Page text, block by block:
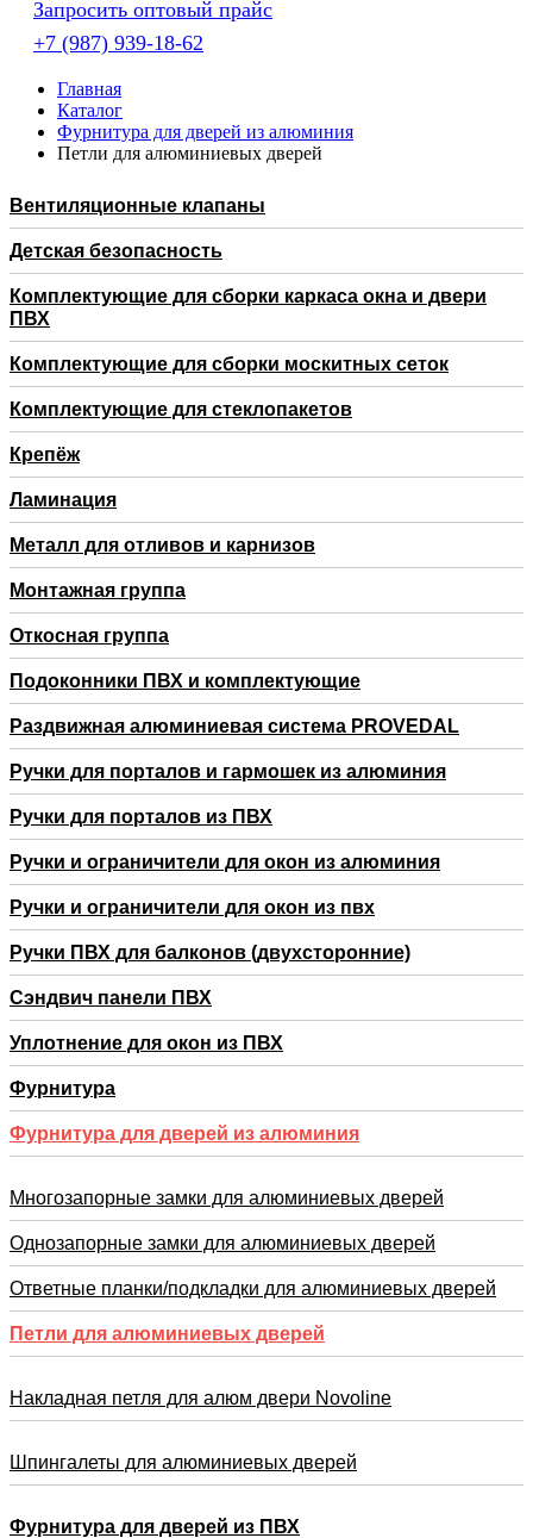
Запросить оптовый прайс
+7 (987) 939-18-62
Главная
Каталог
Фурнитура для дверей из алюминия
Петли для алюминиевых дверей
Вентиляционные клапаны
Детская безопасность
Комплектующие для сборки каркаса окна и двери
ПВХ
Комплектующие для сборки москитных сеток
Комплектующие для стеклопакетов
Крепёж
Ламинация
Металл для отливов и карнизов
Монтажная группа
Откосная группа
Подоконники ПВХ и комплектующие
Раздвижная алюминиевая система PROVEDAL
Ручки для порталов и гармошек из алюминия
Ручки для порталов из ПВХ
Ручки и ограничители для окон из алюминия
Ручки и ограничители для окон из пвх
Ручки ПВХ для балконов (двухсторонние)
Сэндвич панели ПВХ
Уплотнение для окон из ПВХ
Фурнитура
Фурнитура для дверей из алюминия
Многозапорные замки для алюминиевых дверей
Однозапорные замки для алюминиевых дверей
Ответные планки/подкладки для алюминиевых дверей
Петли для алюминиевых дверей
Накладная петля для алюм двери Novoline
Шпингалеты для алюминиевых дверей
Фурнитура для дверей из ПВХ